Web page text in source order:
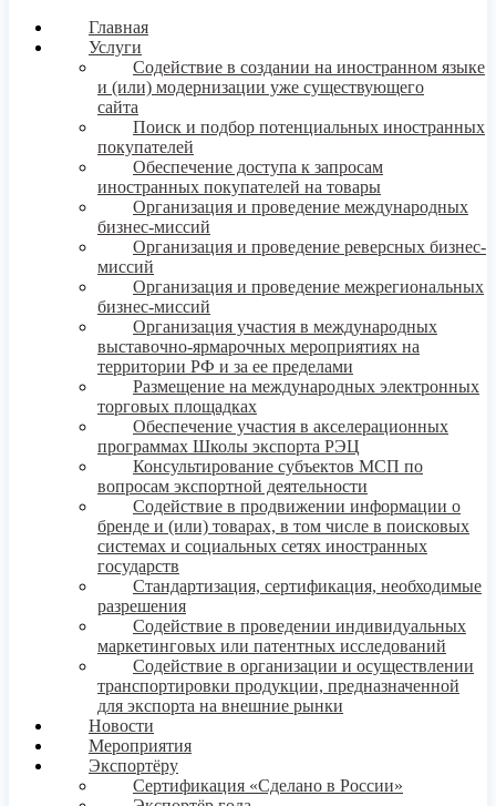
Главная
Услуги
Содействие в создании на иностранном языке
и (или) модернизации уже существующего
сайта
Поиск и подбор потенциальных иностранных
покупателей
Обеспечение доступа к запросам
иностранных покупателей на товары
Организация и проведение международных
бизнес-миссий
Организация и проведение реверсных бизнес-
миссий
Организация и проведение межрегиональных
бизнес-миссий
Организация участия в международных
выставочно-ярмарочных мероприятиях на
территории РФ и за ее пределами
Размещение на международных электронных
торговых площадках
Обеспечение участия в акселерационных
программах Школы экспорта РЭЦ
Консультирование субъектов МСП по
вопросам экспортной деятельности
Содействие в продвижении информации о
бренде и (или) товарах, в том числе в поисковых
системах и социальных сетях иностранных
государств
Стандартизация, сертификация, необходимые
разрешения
Содействие в проведении индивидуальных
маркетинговых или патентных исследований
Содействие в организации и осуществлении
транспортировки продукции, предназначенной
для экспорта на внешние рынки
Новости
Мероприятия
Экспортёру
Сертификация «Сделано в России»